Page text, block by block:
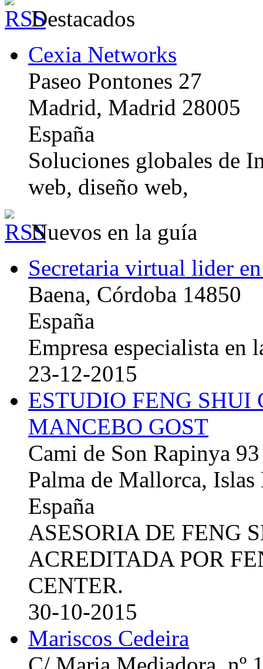
Destacados
Cexia Networks
Paseo Pontones 27
Madrid, Madrid 28005
España
Soluciones globales de
web, diseño web,
Nuevos en la guía
Secretaria virtual lider
Baena, Córdoba 14850
España
Empresa especialista en
23-12-2015
ESTUDIO FENG
MANCEBO GOST
Cami de Son Rapinya 93
Palma de Mallorca, Islas
España
ASESORIA DE FENG
ACREDITADA POR
CENTER.
30-10-2015
Mariscos Cedeira